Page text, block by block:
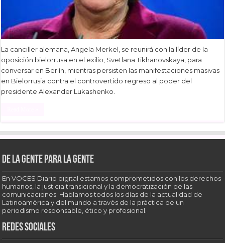
La canciller alemana, Angela Merkel, se reunirá con la líder de la
oposición bielorrusa en el exilio, Svetlana Tikhanovskaya, para
conversar en Berlín, mientras persisten las manifestaciones masivas
en Bielorrusia contra el controvertido regreso al poder del
presidente Alexander Lukashenko.
De la gente para la gente
En VOCES Diario digital estamos comprometidos con los derechos
humanos, la justicia transicional y la democratización de las
comunicaciones. Hablamos todos los días de la actualidad de
Latinoamérica y del mundo a través de la práctica de un
periodismo responsable, ético y profesional.
Redes sociales